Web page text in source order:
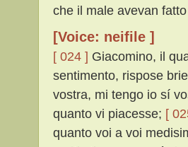
che il male avevan
[Voice: neifile ]
[ 024 ] Giacomino, il
sentimento, rispose
vostra, mi tengo io sí
quanto vi piacesse; [
quanto voi a voi